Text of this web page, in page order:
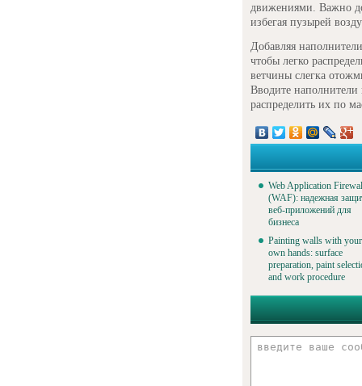
движениями. Важно
избегая пузырей
Добавляя
чтобы легко
ветчины слегка
Вводите
распределить их по
Web Application
(WAF): надежная
веб-приложений для
бизнеса
Painting walls with your
own hands: surface
preparation, paint
and work procedure